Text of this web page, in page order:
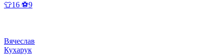
👕16 ⚽9
Вячеслав
Кухарук